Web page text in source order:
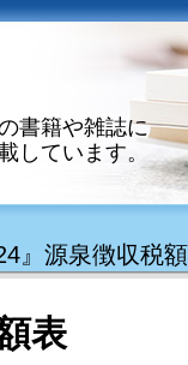
書籍や雑誌に
しています。
』源泉徴収税
表